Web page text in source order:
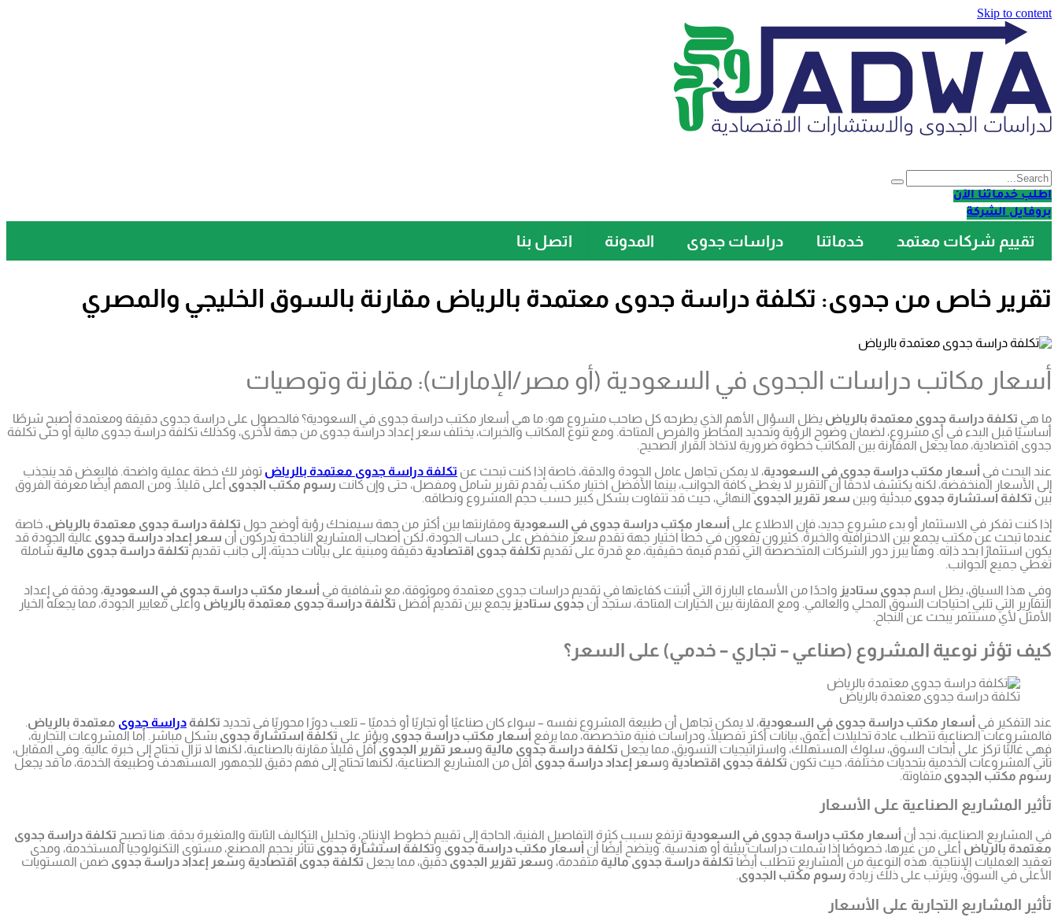
Skip to content
اطلب خدماتنا الآن
بروفايل الشركة
تقييم شركات معتمد خدماتنا دراسات جدوى المدونة اتصل بنا
تقرير خاص من جدوى: تكلفة دراسة جدوى معتمدة بالرياض مقارنة بالسوق الخليجي والمصري
أسعار مكاتب دراسات الجدوى في السعودية (أو مصر/الإمارات): مقارنة وتوصيات
ما هي تكلفة دراسة جدوى معتمدة بالرياض يظل السؤال الأهم الذي يطرحه كل صاحب مشروع هو: ما هي أسعار مكتب دراسة جدوى في السعودية؟ فالحصول على دراسة جدوى دقيقة ومعتمدة أصبح شرطًا
أساسيًا قبل البدء في أي مشروع، لضمان وضوح الرؤية وتحديد المخاطر والفرص المتاحة. ومع تنوع المكاتب والخبرات، يختلف سعر إعداد دراسة جدوى من جهة لأخرى، وكذلك تكلفة دراسة جدوى مالية أو حتى تكلفة
جدوى اقتصادية، مما يجعل المقارنة بين المكاتب خطوة ضرورية لاتخاذ القرار الصحيح.
عند البحث في أسعار مكتب دراسة جدوى في السعودية، لا يمكن تجاهل عامل الجودة والدقة، خاصة إذا كنت تبحث عن تكلفة دراسة جدوى معتمدة بالرياض توفر لك خطة عملية واضحة. فالبعض قد ينجذب
إلى الأسعار المنخفضة، لكنه يكتشف لاحقًا أن التقرير لا يغطي كافة الجوانب، بينما الأفضل اختيار مكتب يقدم تقرير شامل ومفصل، حتى وإن كانت رسوم مكتب الجدوى أعلى قليلًا. ومن المهم أيضًا معرفة الفروق
بين تكلفة استشارة جدوى مبدئية وبين سعر تقرير الجدوىالنهائي، حيث قد تتفاوت بشكل كبير حسب حجم المشروع ونطاقه.
إذا كنت تفكر في الاستثمار أو بدء مشروع جديد، فإن الاطلاع على أسعار مكتب دراسة جدوى في السعودية ومقارنتها بين أكثر من جهة سيمنحك رؤية أوضح حول تكلفة دراسة جدوى معتمدة بالرياض، خاصة
عندما تبحث عن مكتب يجمع بين الاحترافية والخبرة. كثيرون يقعون في خطأ اختيار جهة تقدم سعر منخفض على حساب الجودة، لكن أصحاب المشاريع الناجحة يدركون أن سعر إعداد دراسة جدوى عالية الجودة قد
يكون استثمارًا بحد ذاته. وهنا يبرز دور الشركات المتخصصة التي تقدم قيمة حقيقية، مع قدرة على تقديم تكلفة جدوى اقتصادية دقيقة ومبنية على بيانات حديثة، إلى جانب تقديم تكلفة دراسة جدوى مالية شاملة
تغطي جميع الجوانب.
وفي هذا السياق، يظل اسم جدوى ستاديز واحدًا من الأسماء البارزة التي أثبتت كفاءتها في تقديم دراسات جدوى معتمدة وموثوقة، مع شفافية في أسعار مكتب دراسة جدوى في السعودية، ودقة في إعداد
التقارير التي تلبي احتياجات السوق المحلي والعالمي. ومع المقارنة بين الخيارات المتاحة، ستجد أن جدوى ستاديز يجمع بين تقديم أفضل تكلفة دراسة جدوى معتمدة بالرياض وأعلى معايير الجودة، مما يجعله الخيار
الأمثل لأي مستثمر يبحث عن النجاح.
كيف تؤثر نوعية المشروع (صناعي – تجاري – خدمي) على السعر؟
تكلفة دراسة جدوى معتمدة بالرياض
عند التفكير في أسعار مكتب دراسة جدوى في السعودية، لا يمكن تجاهل أن طبيعة المشروع نفسه – سواء كان صناعيًا أو تجاريًا أو خدميًا – تلعب دورًا محوريًا في تحديد تكلفة دراسة جدوى معتمدة بالرياض.
فالمشروعات الصناعية تتطلب عادة تحليلات أعمق، بيانات أكثر تفصيلًا، ودراسات فنية متخصصة، مما يرفع أسعار مكتب دراسة جدوى ويؤثر على تكلفة استشارة جدوى بشكل مباشر. أما المشروعات التجارية،
فهي غالبًا تركز على أبحاث السوق، سلوك المستهلك، واستراتيجيات التسويق، مما يجعل تكلفة دراسة جدوى مالية وسعر تقرير الجدوى أقل قليلًا مقارنة بالصناعية، لكنها لا تزال تحتاج إلى خبرة عالية. وفي المقابل،
تأتي المشروعات الخدمية بتحديات مختلفة، حيث تكون تكلفة جدوى اقتصادية وسعر إعداد دراسة جدوى أقل من المشاريع الصناعية، لكنها تحتاج إلى فهم دقيق للجمهور المستهدف وطبيعة الخدمة، ما قد يجعل
رسوم مكتب الجدوى متفاوتة.
تأثير المشاريع الصناعية على الأسعار
في المشاريع الصناعية، نجد أن أسعار مكتب دراسة جدوى في السعودية ترتفع بسبب كثرة التفاصيل الفنية، الحاجة إلى تقييم خطوط الإنتاج، وتحليل التكاليف الثابتة والمتغيرة بدقة. هنا تصبح تكلفة دراسة جدوى
معتمدة بالرياض أعلى من غيرها، خصوصًا إذا شملت دراسات بيئية أو هندسية. ويتضح أيضًا أن أسعار مكتب دراسة جدوى وتكلفة استشارة جدوى تتأثر بحجم المصنع، مستوى التكنولوجيا المستخدمة، ومدى
تعقيد العمليات الإنتاجية. هذه النوعية من المشاريع تتطلب أيضًا تكلفة دراسة جدوى مالية متقدمة، وسعر تقرير الجدوى دقيق، مما يجعل تكلفة جدوى اقتصادية وسعر إعداد دراسة جدوى ضمن المستويات
الأعلى في السوق، ويترتب على ذلك زيادة رسوم مكتب الجدوى.
تأثير المشاريع التجارية على الأسعار